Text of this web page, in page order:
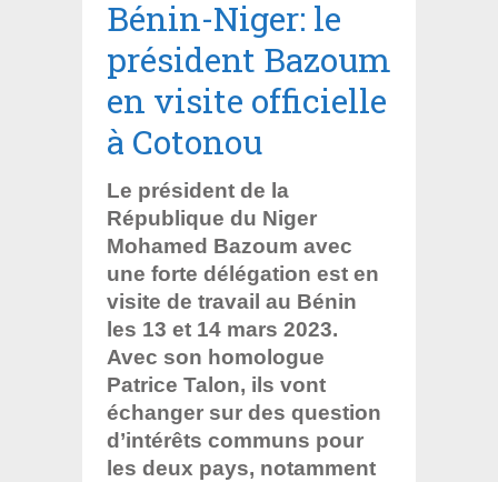
Bénin-Niger: le
président Bazoum
en visite officielle
à Cotonou
Le président de la
République du Niger
Mohamed Bazoum avec
une forte délégation est en
visite de travail au Bénin
les 13 et 14 mars 2023.
Avec son homologue
Patrice Talon, ils vont
échanger sur des question
d’intérêts communs pour
les deux pays, notamment